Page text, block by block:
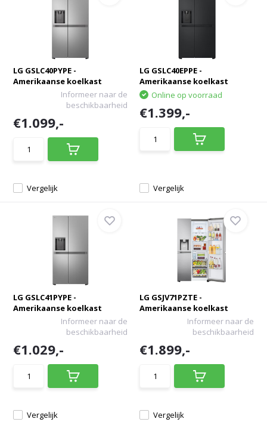
LG GSLC40PYPE -
Amerikaanse koelkast
Vergelijk
Informeer naar de
beschikbaarheid
€1.099,-
LG GSLC40EPPE -
Amerikaanse koelkast
Vergelijk
Online op voorraad
€1.399,-
LG GSLC41PYPE -
Amerikaanse koelkast
Vergelijk
Informeer naar de
beschikbaarheid
€1.029,-
LG GSJV71PZTE -
Amerikaanse koelkast
Vergelijk
Informeer naar de
beschikbaarheid
€1.899,-